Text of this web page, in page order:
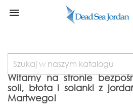

Witamy na stronie
soli, błota i solanki z
Martwego!